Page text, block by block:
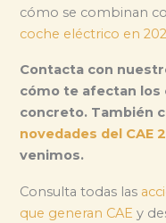
cómo se combinan
coche eléctrico en
Contacta con
cómo te afectan los
concreto. También
novedades del CAE
venimos.
Consulta todas las
que generan CAE y